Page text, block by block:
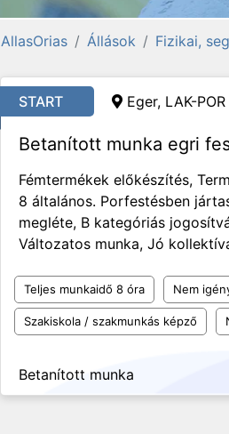
AllasOrias Állások Fizikai,
START Eger, LAK-
Betanított munka egri
Fémtermékek előkészítés,
8 általános. Porfestésben
megléte, B kategóriás
Változatos munka, Jó
Teljes munkaidő 8 óra Nem
Szakiskola / szakmunkás képző
Betanított munka